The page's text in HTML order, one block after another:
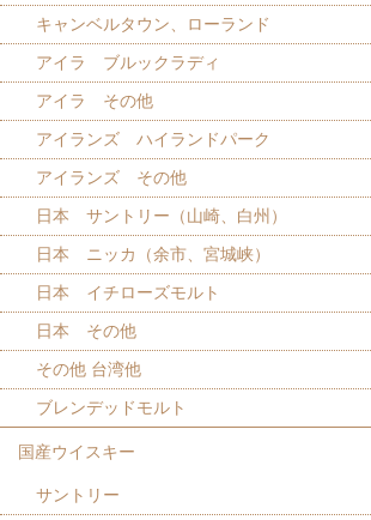
キャンベルタウン、ローランド
アイラ ブルックラディ
アイラ その他
アイランズ ハイランドパーク
アイランズ その他
日本 サントリー（山崎、白州）
日本 ニッカ（余市、宮城峡）
日本 イチローズモルト
日本 その他
その他 台湾他
ブレンデッドモルト
国産ウイスキー
サントリー